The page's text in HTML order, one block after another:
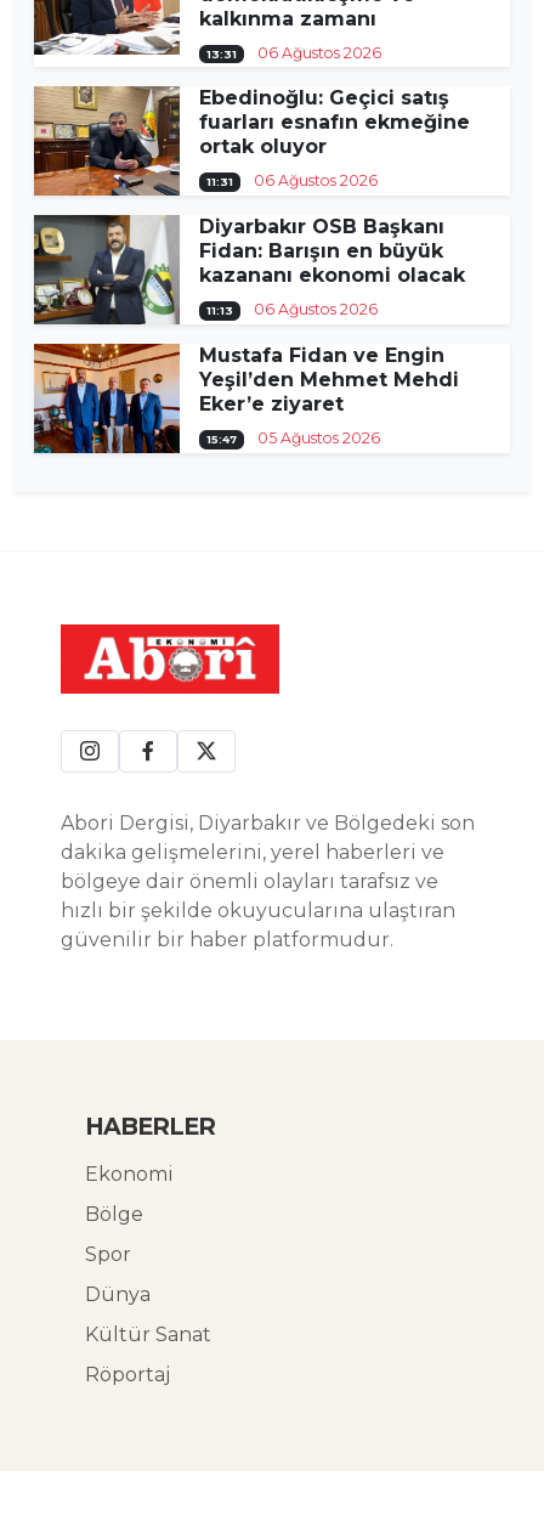
kalkınma zamanı
13:31 06 Ağustos 2026
Ebedinoğlu: Geçici satış
fuarları esnafın ekmeğine
ortak oluyor
11:31 06 Ağustos 2026
Diyarbakır OSB Başkanı
Fidan: Barışın en büyük
kazananı ekonomi olacak
11:13 06 Ağustos 2026
Mustafa Fidan ve Engin
Yeşil’den Mehmet Mehdi
Eker’e ziyaret
15:47 05 Ağustos 2026
Abori Dergisi, Diyarbakır ve Bölgedeki son
dakika gelişmelerini, yerel haberleri ve
bölgeye dair önemli olayları tarafsız ve
hızlı bir şekilde okuyucularına ulaştıran
güvenilir bir haber platformudur.
HABERLER
Ekonomi
Bölge
Spor
Dünya
Kültür Sanat
Röportaj